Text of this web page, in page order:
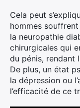
Cela peut
hommes
la neuropathie
chirurgicales qui
du pénis, rendant
De plus, un état
la dépression ou
l’efficacité de ce